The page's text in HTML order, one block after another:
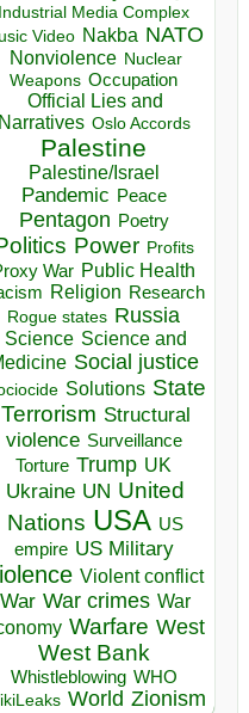
Industrial Media Complex
Video Nakba NATO
Nonviolence Nuclear
Weapons Occupation
Official Lies and
Narratives Oslo Accords
Palestine
Palestine/Israel
Pandemic Peace
Pentagon Poetry
Power Profits
War Public Health
Religion Research
Rogue states Russia
Science Science and
Social justice
Solutions State
Terrorism Structural
violence Surveillance
Torture Trump UK
Ukraine UN United
Nations USA US
empire US Military
Violent conflict
War War crimes War
Warfare West
West Bank
Whistleblowing WHO
World Zionism